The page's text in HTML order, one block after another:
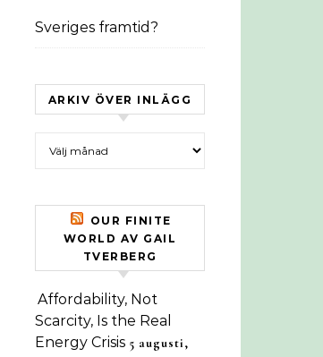
Sveriges framtid?
ARKIV ÖVER INLÄGG
OUR FINITE
WORLD AV GAIL
TVERBERG
Affordability, Not
Scarcity, Is the Real
Energy Crisis 5 augusti,